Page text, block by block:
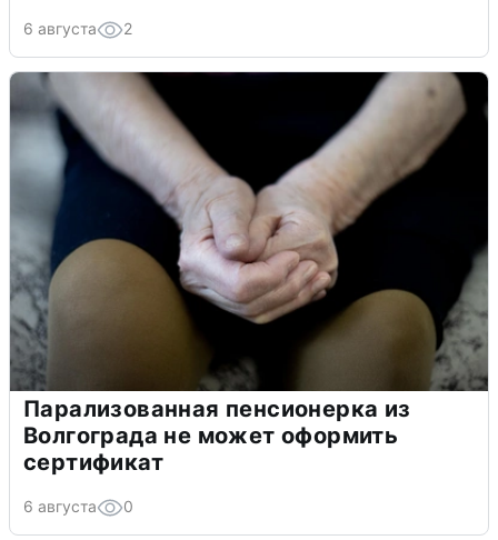
6 августа 2
Парализованная пенсионерка из
Волгограда не может оформить
сертификат
6 августа 0